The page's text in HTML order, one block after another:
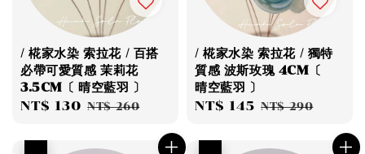
/ 椛家水染 索拉花 / 百搭
必帶可愛質感 茉莉花
3.5CM〔 晴空藍羽 〕
Sale
NT$ 130 Regular
NT$ 260
/ 椛家水染 索拉花 / 獨特
質感 波斯玫瑰 4CM〔
晴空藍羽 〕
Sale
NT$ 145 Regular
NT$ 290